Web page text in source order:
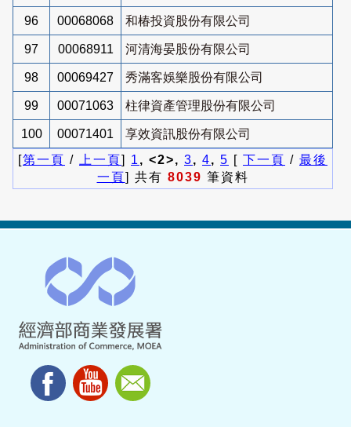
96 00068068 和椿投資股份有限公司
97 00068911 河清海晏股份有限公司
98 00069427 秀滿客娛樂股份有限公司
99 00071063 柱律資產管理股份有限公司
100 00071401
享效資訊股份有限公司
[第一頁 / 上一頁] 1 , <2>, 3, 4, 5 [ 下一頁 / 最後
一頁] 共有 8039 筆資料